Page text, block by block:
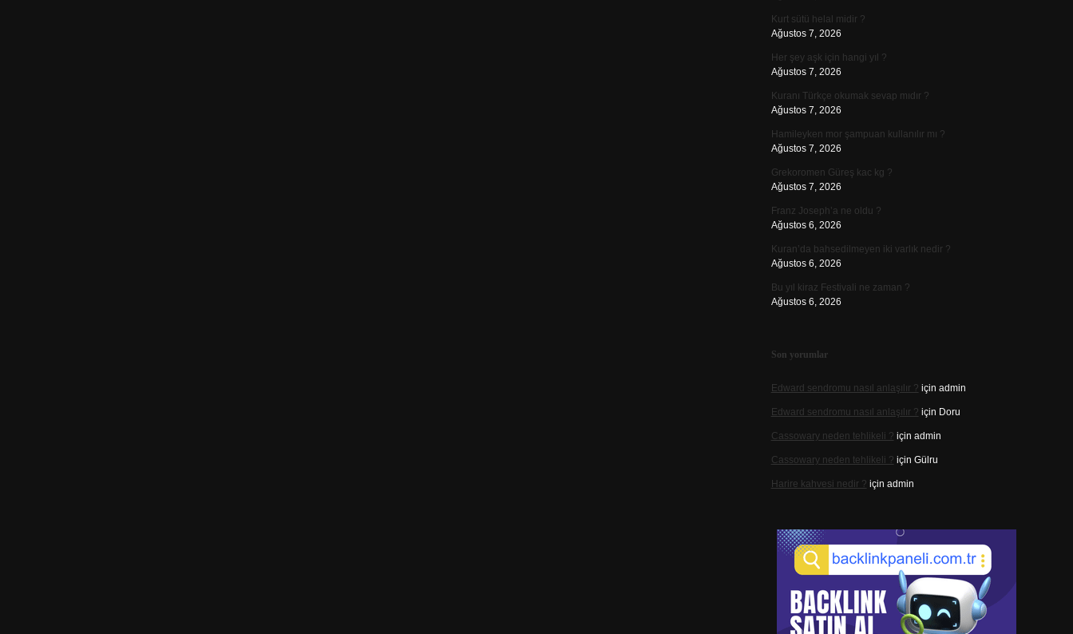
Kurt sütü helal midir ?
Ağustos 7, 2026
Her şey aşk için hangi yıl ?
Ağustos 7, 2026
Kuranı Türkçe okumak sevap mıdır ?
Ağustos 7, 2026
Hamileyken mor şampuan kullanılır mı ?
Ağustos 7, 2026
Grekoromen Güreş kac kg ?
Ağustos 7, 2026
Franz Joseph’a ne oldu ?
Ağustos 6, 2026
Kuran’da bahsedilmeyen iki varlık nedir ?
Ağustos 6, 2026
Bu yıl kiraz Festivali ne zaman ?
Ağustos 6, 2026
Son yorumlar
Edward sendromu nasıl anlaşılır ? için admin
Edward sendromu nasıl anlaşılır ? için Doru
Cassowary neden tehlikeli ? için admin
Cassowary neden tehlikeli ? için Gülru
Harire kahvesi nedir ? için admin